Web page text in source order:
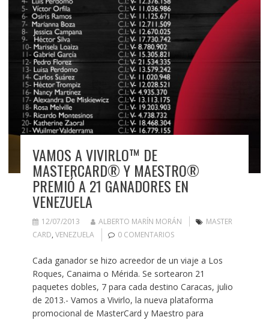
VAMOS A VIVIRLO™ DE
MASTERCARD® Y MAESTRO®
PREMIÓ A 21 GANADORES EN
VENEZUELA
12/07/2013 ALBERTO MARÍN MORÁN
MASTER
CARD, VENEZUELA 0 COMENTARIOS
Cada ganador se hizo acreedor de un viaje a Los
Roques, Canaima o Mérida. Se sortearon 21
paquetes dobles, 7 para cada destino Caracas, julio
de 2013.- Vamos a Vivirlo, la nueva plataforma
promocional de MasterCard y Maestro para